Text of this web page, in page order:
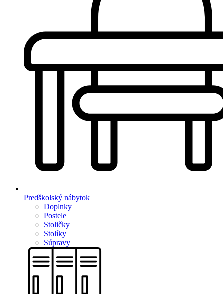
Predškolský nábytok
Doplnky
Postele
Stoličky
Stolíky
Súpravy